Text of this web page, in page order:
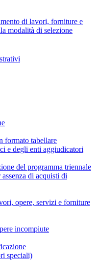
di lavori, forniture e
modalità di selezione
formato tabellare
e degli enti aggiudicatori
del programma triennale
di acquisti di
opere, servizi e forniture
incompiute
speciali)